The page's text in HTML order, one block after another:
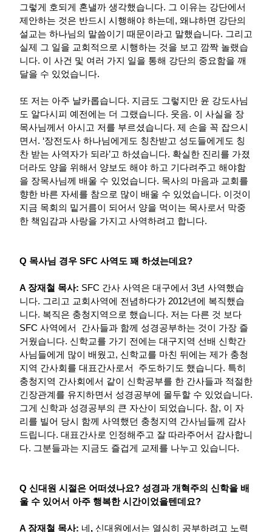
그렇게 호되게 혼낼까 생각했습니다. 그 이유는 강단에서
제안하는 것은 반드시 시행해야 하는데, 왜냐하면 강단의
설교는 하나님의 말씀이기 때문이라고 말했습니다. 그리고
실제 그 일을 교회적으로 시행하는 것을 보고 깜짝 놀랬습
니다. 이 사건 및 여러 가지 일을 통해 강단의 중요함을 깨
달을 수 있었습니다.
또 저는 아주 날카롭습니다. 지금도 그렇지만 윤 강도사님
도 알다시피 예전에는 더 그랬습니다. 웃음. 이 사실을 장
목사님께서 아시고 저를 부르셨습니다. 제 손을 꼭 잡으시
면서. ‘장전도사 하나님에게도 칭찬받고 성도들에게도 칭
찬 받는 사역자가 되라’고 하셨습니다. 확실한 진리를 가졌
더라도 양을 위해서 양보도 해야 하고 기다려주고 해야함
을 장목사님께 배울 수 있었습니다. 목사의 마음과 교회를
향한 바른 자세를 참으로 많이 배울 수 있었습니다. 이것이
지금 목회의 밑거름이 되어서 양을 먹이는 목사로서 막중
한 책임감과 사랑을 가지고 사역하려고 합니다.
Q 목사님 경우 SFC 사역도 꽤 하셨는데요?
A 장재철 목사: SFC 간사 사역은 대구에서 3년 사역했습
니다. 그리고 교회사역에 전념하다가 2012년에 복직했습
니다. 복직은 충청지역으로 했습니다. 저는 다른 것 보다
SFC 사역에서 간사들과 함께 성경공부하는 것이 가장 즐
거웠습니다. 신학교를 가기 전에는 대구지역 선배 신학간
사님들에게 많이 배웠고, 신학교를 마친 뒤에는 제가 충청
지역 간사회를 대표간사로서 주도하기도 했습니다. 특히
충청지역 간사회에서 같이 신학공부를 한 간사들과 적절한
긴장관계를 유지하면서 성경공부에 몰두할 수 있었습니다.
그게 신학과 성경공부의 큰 자산이 되었습니다. 참, 이 자
리를 빌어 당시 함께 사역했던 충청지역 간사님들께 감사
드립니다. 대표간사로 인정해주고 잘 따라주어서 감사합니
다. 그분들과는 지금도 즐겁게 교제를 나누고 있습니다.
Q 신대원 시절은 어떠셨나요? 성경과 개혁주의 신학을 배
울 수 있어서 아주 행복한 시간이었을텐데요?
A 장재철 목사: 네, 신대원에서는 열심히 공부하려고 노력